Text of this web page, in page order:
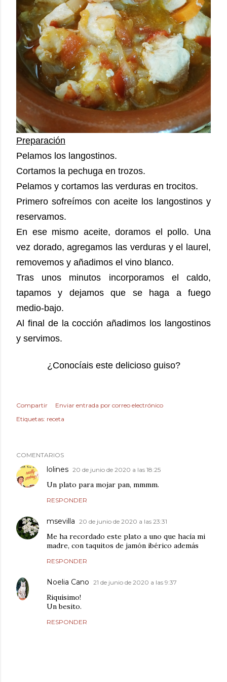
Preparación
Pelamos los langostinos.
Cortamos la pechuga en trozos.
Pelamos y cortamos las verduras en trocitos.
Primero sofreímos con aceite los langostinos y
reservamos.
En ese mismo aceite, doramos el pollo. Una
vez dorado, agregamos las verduras y el laurel,
removemos y añadimos el vino blanco.
Tras unos minutos incorporamos el caldo,
tapamos y dejamos que se haga a fuego
medio-bajo.
Al final de la cocción añadimos los langostinos
y servimos.
¿Conocíais este delicioso guiso?
Compartir
Enviar entrada por correo electrónico
Etiquetas: receta
COMENTARIOS
lolines 20 de junio de 2020 a las 18:25
Un plato para mojar pan, mmmm.
RESPONDER
msevilla 20 de junio de 2020 a las 23:31
Me ha recordado este plato a uno que hacía mi
madre, con taquitos de jamón ibérico además
RESPONDER
Noelia Cano 21 de junio de 2020 a las 9:37
Riquísimo!
Un besito.
RESPONDER